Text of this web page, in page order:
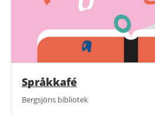
Språkkafé
Bergsjöns bibliotek